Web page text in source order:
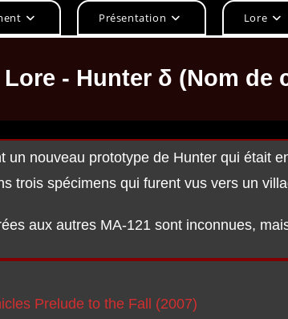
Présentation Lore
Lore - Hunter δ (Nom de
un nouveau prototype de Hunter qui était
trois spécimens qui furent vus vers un
aux autres MA-121 sont inconnues,
Prelude to the Fall (2007)